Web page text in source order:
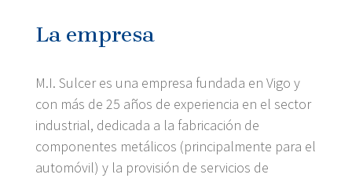
La empresa
M.I. Sulcer es una empresa fundada en Vigo y
con más de 25 años de experiencia en el sector
industrial, dedicada a la fabricación de
componentes metálicos (principalmente para el
automóvil) y la provisión de servicios de